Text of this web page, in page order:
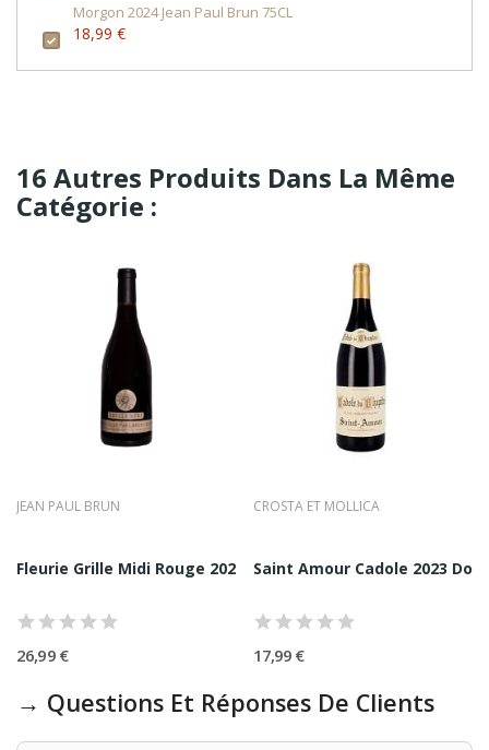
Morgon 2024 Jean Paul Brun 75CL
18,99 €
16 Autres Produits Dans La Même
Catégorie :
2024 Jean-Paul...
JEAN PAUL BRUN
Fleurie Grille Midi Rouge 2022 Jean-Paul Brun 75CL
26,99 €
CROSTA ET MOLLICA
Saint Amour Cadole 2023
17,99 €
→ Questions Et Réponses De Clients